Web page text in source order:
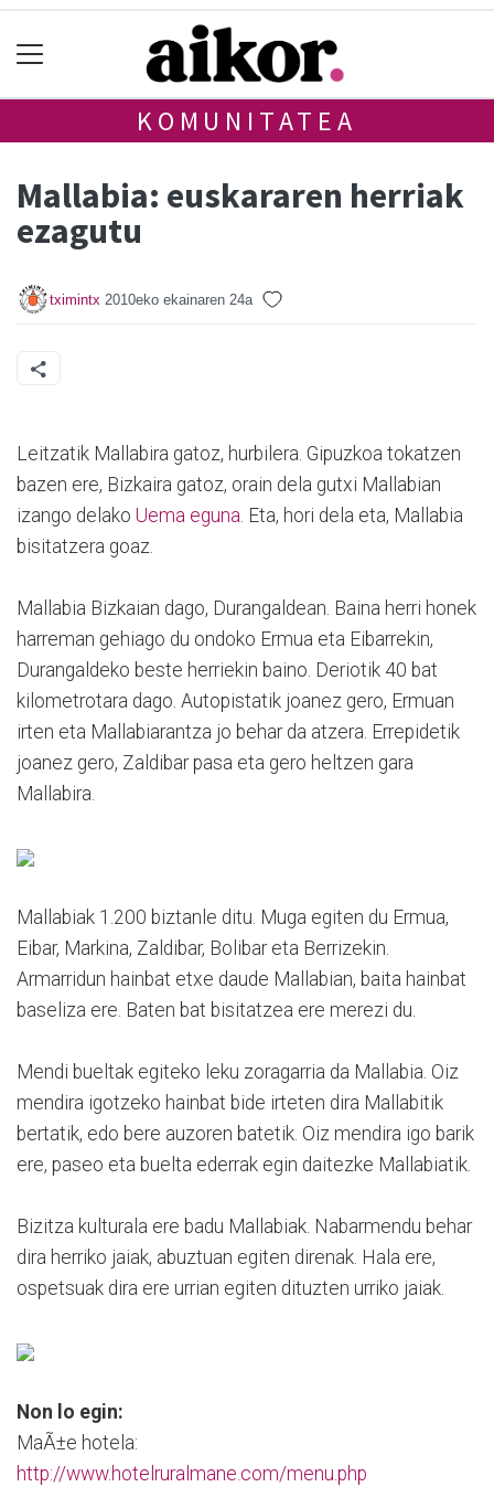
KOMUNITATEA
Mallabia: euskararen herriak
ezagutu
tximintx 2010eko ekainaren 24a
Leitzatik Mallabira gatoz, hurbilera. Gipuzkoa tokatzen
bazen ere, Bizkaira gatoz, orain dela gutxi Mallabian
izango delako Uema eguna. Eta, hori dela eta, Mallabia
bisitatzera goaz.
Mallabia Bizkaian dago, Durangaldean. Baina herri honek
harreman gehiago du ondoko Ermua eta Eibarrekin,
Durangaldeko beste herriekin baino. Deriotik 40 bat
kilometrotara dago. Autopistatik joanez gero, Ermuan
irten eta Mallabiarantza jo behar da atzera. Errepidetik
joanez gero, Zaldibar pasa eta gero heltzen gara
Mallabira.
Mallabiak 1.200 biztanle ditu. Muga egiten du Ermua,
Eibar, Markina, Zaldibar, Bolibar eta Berrizekin.
Armarridun hainbat etxe daude Mallabian, baita hainbat
baseliza ere. Baten bat bisitatzea ere merezi du.
Mendi bueltak egiteko leku zoragarria da Mallabia. Oiz
mendira igotzeko hainbat bide irteten dira Mallabitik
bertatik, edo bere auzoren batetik. Oiz mendira igo barik
ere, paseo eta buelta ederrak egin daitezke Mallabiatik.
Bizitza kulturala ere badu Mallabiak. Nabarmendu behar
dira herriko jaiak, abuztuan egiten direnak. Hala ere,
ospetsuak dira ere urrian egiten dituzten urriko jaiak.
Non lo egin:
MaÃ±e hotela:
http://www.hotelruralmane.com/menu.php